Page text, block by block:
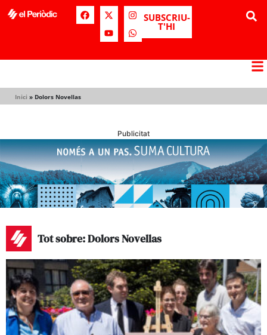
SUBSCRIU-
T'HI
Inici » Dolors Novellas
Publicitat
Tot sobre: Dolors Novellas